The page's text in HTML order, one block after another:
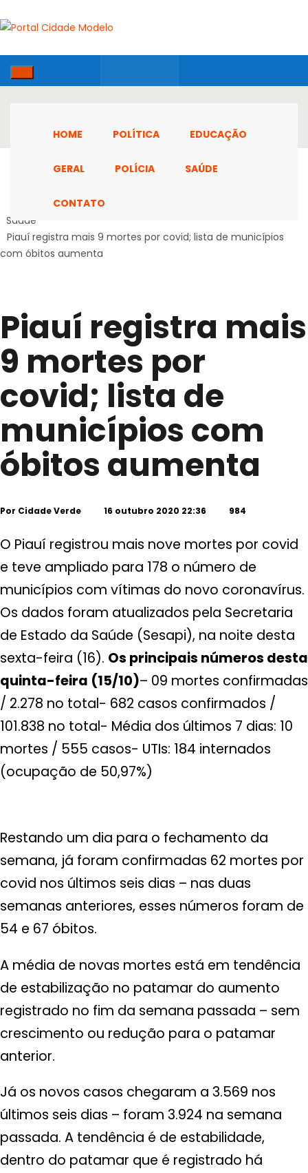
HOME POLÍTICA EDUCAÇÃO
GERAL POLÍCIA SAÚDE
CONTATO
Saúde
Piauí registra mais 9 mortes por covid; lista de municípios
com óbitos aumenta
Piauí registra mais
9 mortes por
covid; lista de
municípios com
óbitos aumenta
Por Cidade Verde 16 outubro 2020 22:36 984
O Piauí registrou mais nove mortes por covid
e teve ampliado para 178 o número de
municípios com vítimas do novo coronavírus.
Os dados foram atualizados pela Secretaria
de Estado da Saúde (Sesapi), na noite desta
sexta-feira (16). Os principais números desta
quinta-feira (15/10)– 09 mortes confirmadas
/ 2.278 no total- 682 casos confirmados /
101.838 no total- Média dos últimos 7 dias: 10
mortes / 555 casos- UTIs: 184 internados
(ocupação de 50,97%)
Restando um dia para o fechamento da
semana, já foram confirmadas 62 mortes por
covid nos últimos seis dias – nas duas
semanas anteriores, esses números foram de
54 e 67 óbitos.
A média de novas mortes está em tendência
de estabilização no patamar do aumento
registrado no fim da semana passada – sem
crescimento ou redução para o patamar
anterior.
Já os novos casos chegaram a 3.569 nos
últimos seis dias – foram 3.924 na semana
passada. A tendência é de estabilidade,
dentro do patamar que é registrado há